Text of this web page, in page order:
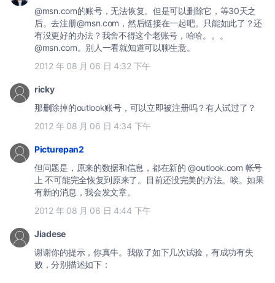
@msn.com的账号，无法恢复。但是可以删除它，等30天之
后。去注册@msn.com，然后链接在一起吧。只能如此了？还
有没更好的办法？我舍不得这个老账号，哈哈。。。
@msn.com。别人一看就知道可以聊生意。
2012 年 08 月 06 日 4:32 下午
ricky
那删除掉的outlook账号，可以立即被注册吗？有人试过了？
2012 年 08 月 06 日 4:34 下午
Picturepan2
但问题是，原来的数据和信息，都在新的 @outlook.com 帐号
上 不可能完全恢复到原来了。目前还没完美的方法。唉。如果
有新的消息，我会发文章。
2012 年 08 月 06 日 4:44 下午
Jiadese
谢谢你的提示，你真牛。我做了如下几次试验，有成功有失
败，分别描述如下：